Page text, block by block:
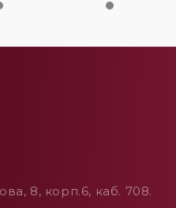
8, корп.6, каб. 708.